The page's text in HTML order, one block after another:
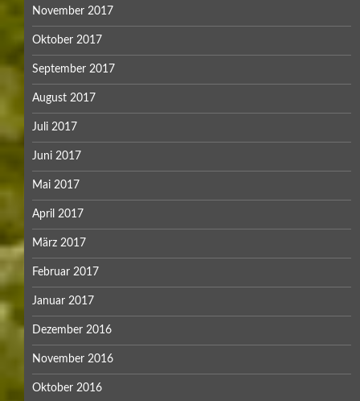
November 2017
Oktober 2017
September 2017
August 2017
Juli 2017
Juni 2017
Mai 2017
April 2017
März 2017
Februar 2017
Januar 2017
Dezember 2016
November 2016
Oktober 2016